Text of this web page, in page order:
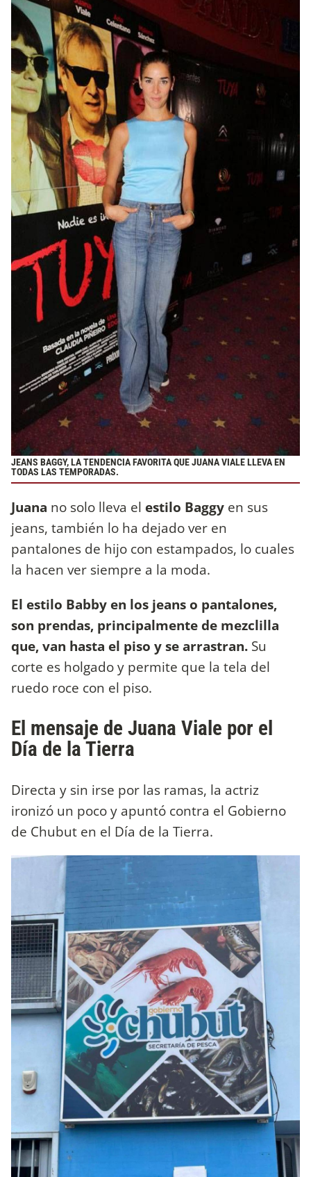
JEANS BAGGY, LA TENDENCIA FAVORITA QUE JUANA VIALE LLEVA EN
TODAS LAS TEMPORADAS.
Juana no solo lleva el estilo Baggy en sus
jeans, también lo ha dejado ver en
pantalones de hijo con estampados, lo cuales
la hacen ver siempre a la moda.
El estilo Babby en los jeans o pantalones,
son prendas, principalmente de mezclilla
que, van hasta el piso y se arrastran. Su
corte es holgado y permite que la tela del
ruedo roce con el piso.
El mensaje de Juana Viale por el
Día de la Tierra
Directa y sin irse por las ramas, la actriz
ironizó un poco y apuntó contra el Gobierno
de Chubut en el Día de la Tierra.